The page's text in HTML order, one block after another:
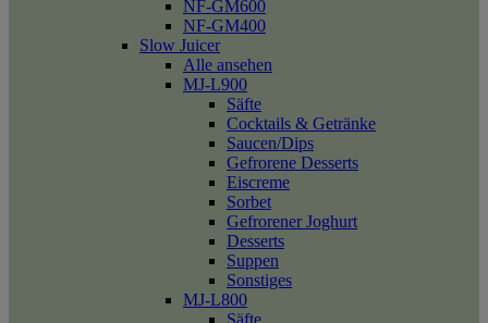
NF-GM600
NF-GM400
Slow Juicer
Alle ansehen
MJ-L900
Säfte
Cocktails & Getränke
Saucen/Dips
Gefrorene Desserts
Eiscreme
Sorbet
Gefrorener Joghurt
Desserts
Suppen
Sonstiges
MJ-L800
Säfte